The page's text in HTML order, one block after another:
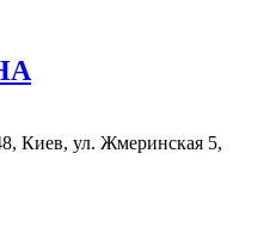
Киев, ул. Жмеринская 5,